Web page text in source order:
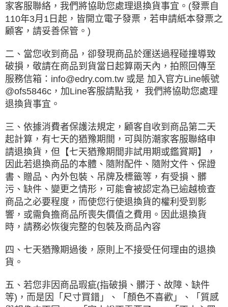
家客服聯絡，我們將協助您處理退換貨事宜。(發票自
110年3月1日起，皆開立電子發票，若申請紙本發票之
顧客，請妥善保管。)
二、當您收到商品，卻發現商品於運送過程碰撞導致
破損，敬請在商品到貨當日起算兩天內，拍照回傳至
服務信箱：info@edry.com.tw 或是 加入官方Line帳號
@ofs5846c，加Line客服請點我， 我們將協助您處理
退換貨事宜。
三、依據消費者保護法規定，顧客自收到商品第二天
起計算，有七天的猶豫期間，可與防潮家客服聯絡申
請退換貨，但【七天猶豫期間非試用期或鑑賞期】，
因此若退換商品的本體、隨附配件、隨附文件、保證
書、贈品、內外包裝、吊牌及標籤等，有受損、髒
污、缺件、變更之情形，可能會被認定為已逾越檢查
商品之必要程度，而使您行使退換貨的權利受到影
響，或需負擔商品所喪失價值之費用。因此退換貨
時，請務必恢復完整的包裝及商品內容
四、七天猶豫期過後，原則上不接受任何理由的退換
貨。
五、若您非因商品瑕疵(指破損、髒汙、故障、缺件
等)，而是因「尺寸買錯」、「顏色不喜歡」、「質感